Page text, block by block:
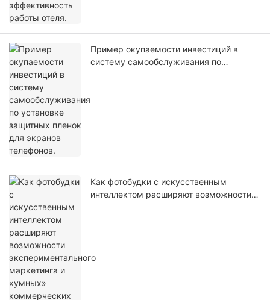
Пример окупаемости инвестиций в
систему самообслуживания по
Как фотобудки с искусственным
интеллектом расширяют возможности